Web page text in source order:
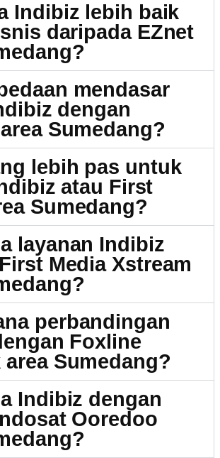
Indibiz lebih baik
daripada EZnet
mendasar
dengan
Sumedang?
lebih pas untuk
atau First
Sumedang?
layanan Indibiz
Media Xstream
perbandingan
Foxline
Sumedang?
Indibiz dengan
Ooredoo